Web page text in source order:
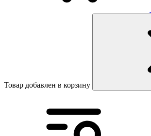
Товар добавлен в корзину